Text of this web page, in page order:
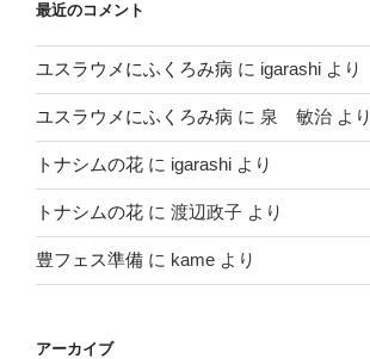
最近のコメント
ユスラウメにふくろみ病 に igarashi より
ユスラウメにふくろみ病 に 泉 敏治 より
トナシムの花 に igarashi より
トナシムの花 に 渡辺政子 より
豊フェス準備 に kame より
アーカイブ